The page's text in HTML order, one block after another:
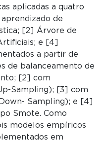
aplicadas a quatro
de
[2] Árvore de
e [4]
a partir de
de balanceamento de
[2] com
Sampling); [3] com
Sampling); e [4]
Smote. Como
modelos empíricos
em